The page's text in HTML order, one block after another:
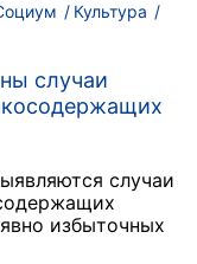
Культура
случаи
случаи
избыточных